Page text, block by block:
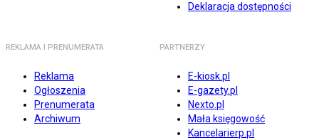
Deklaracja dostępności
REKLAMA I PRENUMERATA
Reklama
Ogłoszenia
Prenumerata
Archiwum
PARTNERZY
E-kiosk.pl
E-gazety.pl
Nexto.pl
Mała księgowość
Kancelarierp.pl